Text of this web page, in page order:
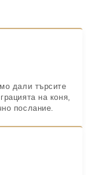
дали търсите
на коня,
послание.